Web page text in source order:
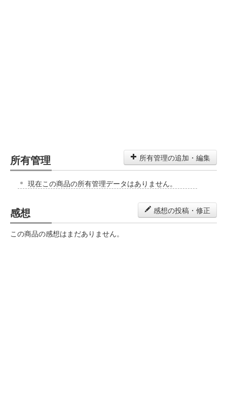
所有管理 所有管理の追加・編集
現在この商品の所有管理データはありません。
感想 感想の投稿・修正
この商品の感想はまだありません。